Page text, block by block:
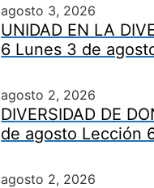
agosto 3, 2026
UNIDAD EN LA
6 Lunes 3 de
agosto 2, 2026
DIVERSIDAD DE
de agosto Lección
agosto 2, 2026